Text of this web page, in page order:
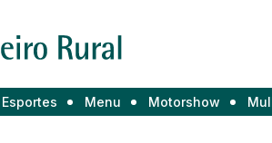
Esportes Menu Motorshow